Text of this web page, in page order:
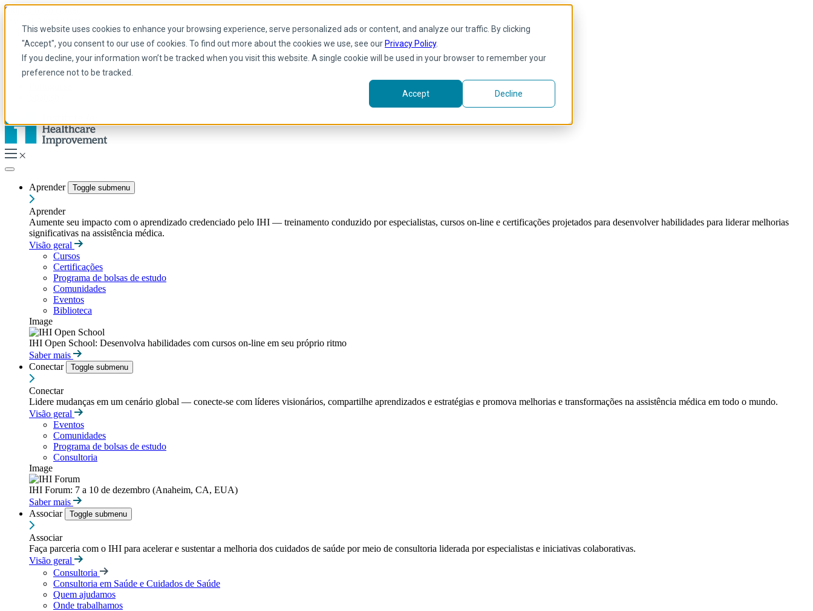
This website uses cookies to enhance your browsing experience, serve personalized ads or content, and analyze our traffic. By clicking
"Accept", you consent to our use of cookies. To find out more about the cookies we use, see our Privacy Policy.
If you decline, your information won’t be tracked when you visit this website. A single cookie will be used in your browser to remember your
preference not to be tracked.
Accept Decline
Skip to main content
Portuguese
Arabic
Inglês
Francês
Aprender Toggle submenu
Aprender
Aumente seu impacto com o aprendizado credenciado pelo IHI — treinamento conduzido por especialistas, cursos on-line e certificações projetados para desenvolver habilidades para liderar melhorias
significativas na assistência médica.
Visão geral
Cursos
Certificações
Programa de bolsas de estudo
Comunidades
Eventos
Biblioteca
Image
IHI Open School: Desenvolva habilidades com cursos on-line em seu próprio ritmo
Saber mais
Conectar
Toggle submenu
Conectar
Lidere mudanças em um cenário global — conecte-se com líderes visionários, compartilhe aprendizados e estratégias e promova melhorias e transformações na assistência médica em todo o mundo.
Visão geral
Eventos
Comunidades
Programa de bolsas de estudo
Consultoria
Image
IHI Forum: 7 a 10 de dezembro (Anaheim, CA, EUA)
Saber mais
Associar
Toggle submenu
Associar
Faça parceria com o IHI para acelerar e sustentar a melhoria dos cuidados de saúde por meio de consultoria liderada por especialistas e iniciativas colaborativas.
Visão geral
Consultoria
Consultoria em Saúde e Cuidados de Saúde
Quem ajudamos
Onde trabalhamos